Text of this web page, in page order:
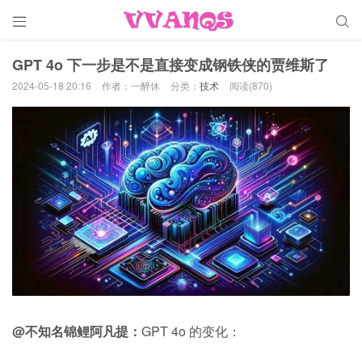
 
GPT 4o 下一步是不是直接变成钢铁侠的贾维斯了
2024-05-18 20:16 作者：一醉休 分类： 技术 阅读(870)
@不知名锦鲤阿凡提： GPT 4o 的变化：